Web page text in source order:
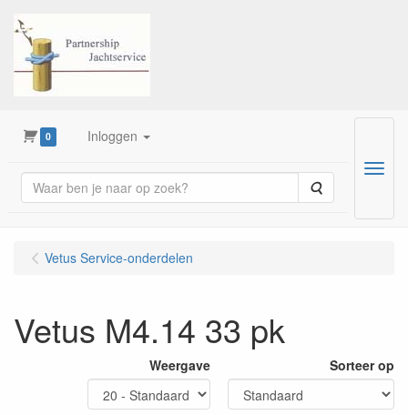
0 Inloggen
Zoeken
Menu
Vetus Service-onderdelen
Vetus M4.14 33 pk
Weergave Sorteer op